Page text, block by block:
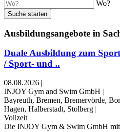
Wo?
Suche starten
Ausbildungsangebote in
Duale Ausbildung zum
/ Sport- und ..
08.08.2026 |
INJOY Gym and Swim GmbH |
Bayreuth, Bremen, Bremervörde,
Hagen, Halberstadt, Stolberg |
Vollzeit
Die INJOY Gym & Swim GmbH